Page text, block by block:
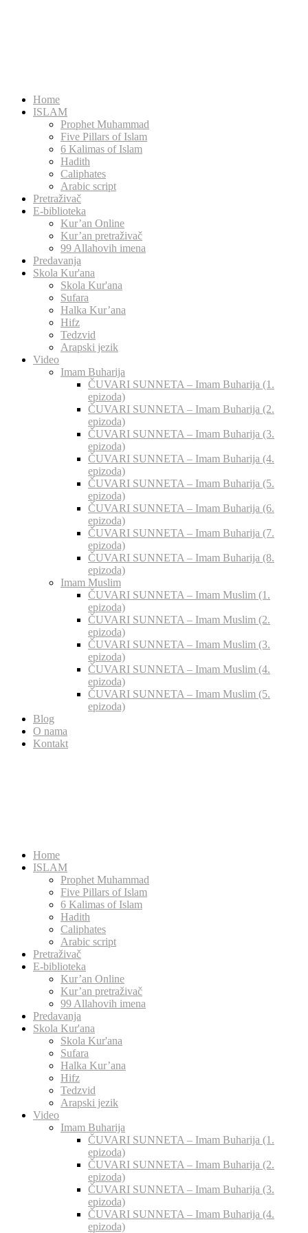
Home
ISLAM
Prophet Muhammad
Five Pillars of Islam
6 Kalimas of Islam
Hadith
Caliphates
Arabic script
Pretraživač
E-biblioteka
Kur’an Online
Kur’an pretraživač
99 Allahovih imena
Predavanja
Skola Kur'ana
Skola Kur'ana
Sufara
Halka Kur’ana
Hifz
Tedzvid
Arapski jezik
Video
Imam Buharija
ČUVARI SUNNETA – Imam Buharija (1.
epizoda)
ČUVARI SUNNETA – Imam Buharija (2.
epizoda)
ČUVARI SUNNETA – Imam Buharija (3.
epizoda)
ČUVARI SUNNETA – Imam Buharija (4.
epizoda)
ČUVARI SUNNETA – Imam Buharija (5.
epizoda)
ČUVARI SUNNETA – Imam Buharija (6.
epizoda)
ČUVARI SUNNETA – Imam Buharija (7.
epizoda)
ČUVARI SUNNETA – Imam Buharija (8.
epizoda)
Imam Muslim
ČUVARI SUNNETA – Imam Muslim (1.
epizoda)
ČUVARI SUNNETA – Imam Muslim (2.
epizoda)
ČUVARI SUNNETA – Imam Muslim (3.
epizoda)
ČUVARI SUNNETA – Imam Muslim (4.
epizoda)
ČUVARI SUNNETA – Imam Muslim (5.
epizoda)
Blog
O nama
Kontakt
Home
ISLAM
Prophet Muhammad
Five Pillars of Islam
6 Kalimas of Islam
Hadith
Caliphates
Arabic script
Pretraživač
E-biblioteka
Kur’an Online
Kur’an pretraživač
99 Allahovih imena
Predavanja
Skola Kur'ana
Skola Kur'ana
Sufara
Halka Kur’ana
Hifz
Tedzvid
Arapski jezik
Video
Imam Buharija
ČUVARI SUNNETA – Imam Buharija (1.
epizoda)
ČUVARI SUNNETA – Imam Buharija (2.
epizoda)
ČUVARI SUNNETA – Imam Buharija (3.
epizoda)
ČUVARI SUNNETA – Imam Buharija (4.
epizoda)